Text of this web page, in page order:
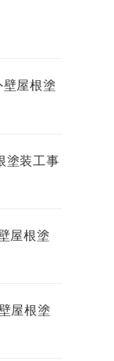
屋根塗
塗装工事
屋根塗
屋根塗